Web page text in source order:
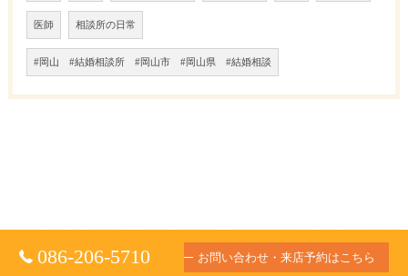
医師 相談所の日常
#岡山 #結婚相談所 #岡山市 #岡山県 #結婚相談
086-206-5710 お問い合わせ・来店予約はこちら